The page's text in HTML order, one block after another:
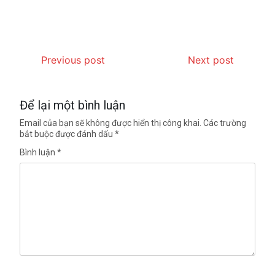
Previous post Next post
Để lại một bình luận
Email của bạn sẽ không được hiển thị công khai. Các trường
bắt buộc được đánh dấu*
Bình luận*